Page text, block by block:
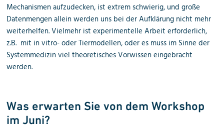
Mechanismen aufzudecken, ist extrem schwierig, und große
Datenmengen allein werden uns bei der Aufklärung nicht mehr
weiterhelfen. Vielmehr ist experimentelle Arbeit erforderlich,
z.B. mit in vitro- oder Tiermodellen, oder es muss im Sinne der
Systemmedizin viel theoretisches Vorwissen eingebracht
werden.
Was erwarten Sie von dem Workshop
im Juni?